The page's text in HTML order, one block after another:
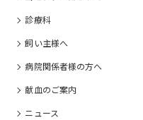
診療科
飼い主様へ
病院関係者様の⽅へ
献血のご案内
ニュース